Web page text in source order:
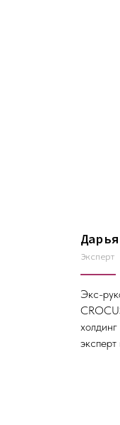
Эксперт
Экс-